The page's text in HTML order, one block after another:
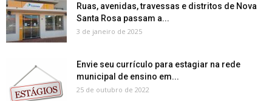
Ruas, avenidas, travessas e distritos de Nova
Santa Rosa passam a...
3 de janeiro de 2025
Envie seu currículo para estagiar na rede
municipal de ensino em...
25 de outubro de 2022